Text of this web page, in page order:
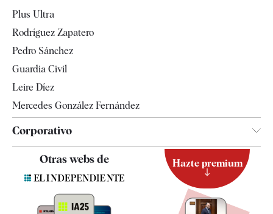
Televisión
Plus Ultra
Rodríguez Zapatero
Pedro Sánchez
Guardia Civil
Leire Díez
Mercedes González Fernández
Corporativo
Contacto
Otras webs de Hazte premium